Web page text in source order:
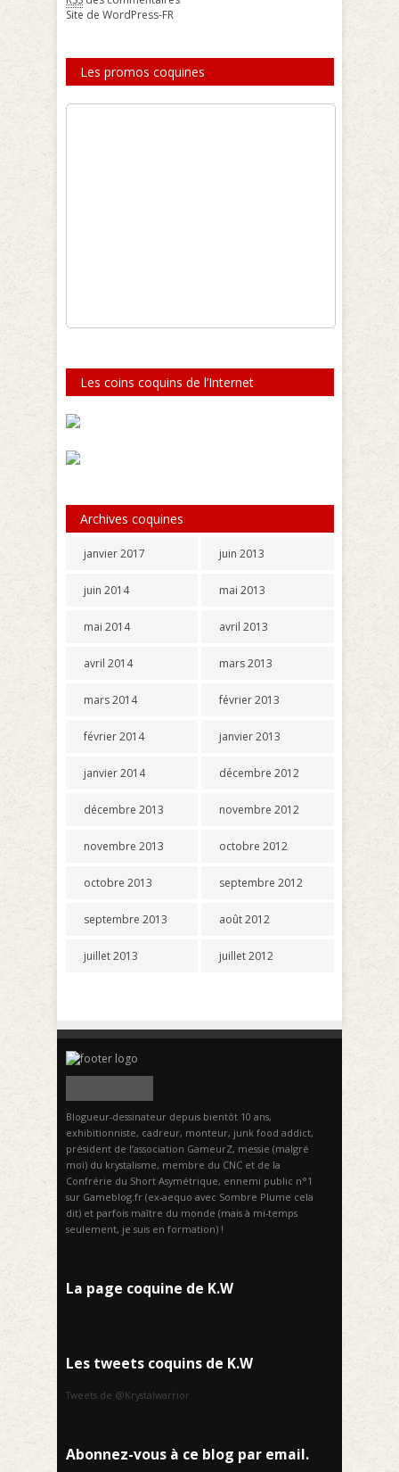
Site de WordPress-FR
Les promos coquines
Les coins coquins de l’Internet
Archives coquines
janvier 2017
juin 2014
mai 2014
avril 2014
mars 2014
février 2014
janvier 2014
décembre 2013
novembre 2013
octobre 2013
septembre 2013
juillet 2013
juin 2013
mai 2013
avril 2013
mars 2013
février 2013
janvier 2013
décembre 2012
novembre 2012
octobre 2012
septembre 2012
août 2012
juillet 2012
Blogueur-dessinateur depuis bientôt 10 ans,
exhibitionniste, cadreur, monteur, junk food addict,
président de l’association GameurZ, messie (malgré
moi) du krystalisme, membre du CNC et de la
Confrérie du Short Asymétrique, ennemi public n°1
sur Gameblog.fr (ex-aequo avec Sombre Plume cela
dit) et parfois maître du monde (mais à mi-temps
seulement, je suis en formation) !
La page coquine de K.W
Les tweets coquins de K.W
Tweets de @Krystalwarrior
Abonnez-vous à ce blog par email.